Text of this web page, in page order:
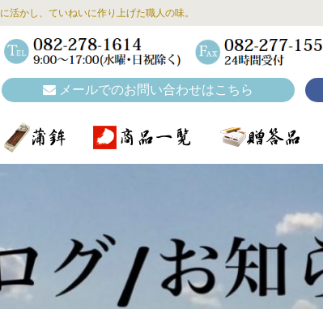
活かし、ていねいに作り上げた職人の味。
メールでのお問い合わせはこちら